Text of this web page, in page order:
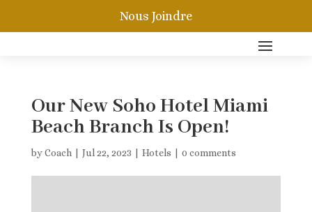
Nous Joindre
Our New Soho Hotel Miami
Beach Branch Is Open!
byCoach Jul 22, 2023 Hotels 0 comments